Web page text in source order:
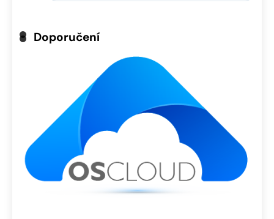
Doporučení